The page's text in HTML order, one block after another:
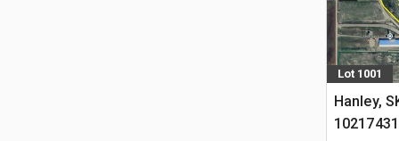
Lot 1001
Hanley,